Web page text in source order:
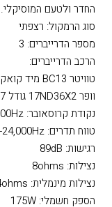
החדר ולטעם המוסיקלי.
סוג הרמקול: רצפתי
מספר הדרייברים: 3
הרכב הדרייברים:
טוויטר BC13 מיד קואקסלי
וופר 17ND36X2 גודל 17 ס"מ
נקודת קרוסאובר: 800-3,500Hz
טווח תדרים: 32/38-24,000Hz
רגישות: 89dB
נצילות: 8ohms
נצילות מינמלית: 3.4ohms
הספק חשמלי: 175W